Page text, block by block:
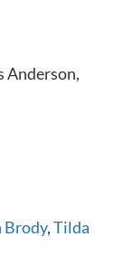
Anderson,
Brody,Tilda